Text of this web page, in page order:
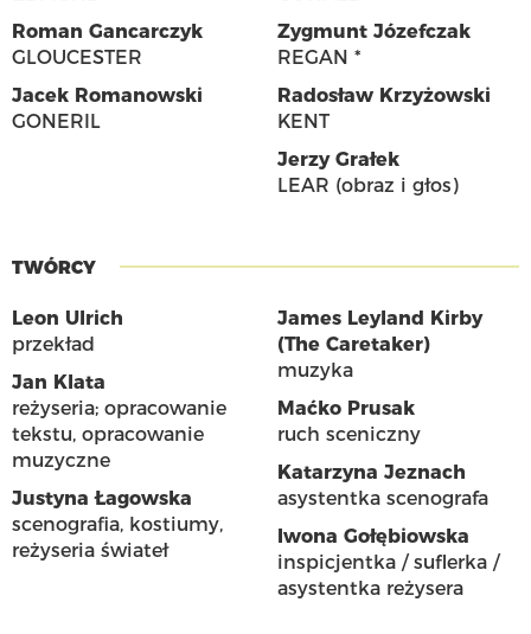
Roman Gancarczyk
GLOUCESTER
Jacek Romanowski
GONERIL
Zygmunt Józefczak
REGAN *
Radosław Krzyżowski
KENT
Jerzy Grałek
LEAR (obraz i głos)
TWÓRCY
Leon Ulrich
przekład
Jan Klata
reżyseria; opracowanie
tekstu, opracowanie
muzyczne
Justyna Łagowska
scenografia, kostiumy,
reżyseria świateł
James Leyland Kirby
(The Caretaker)
muzyka
Maćko Prusak
ruch sceniczny
Katarzyna Jeznach
asystentka scenografa
Iwona Gołębiowska
inspicjentka / suflerka /
asystentka reżysera